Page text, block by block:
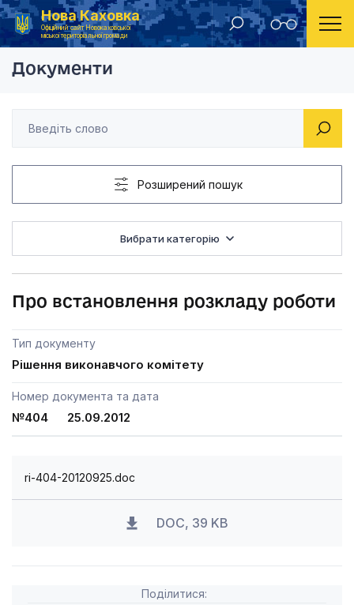
Нова Каховка
Офіційний сайт Новокаховської
міської територіальної громади
Головна Рішення виконавчого комітету Новокаховської міської ради 2012 року Про встановлення
Документи
Розширений пошук
Вибрати категорію
Про встановлення розкладу роботи
Тип документу
Рішення виконавчого комітету
Номер документа та дата
№404 25.09.2012
ri-404-20120925.doc
DOC, 39 KB
Поділитися: